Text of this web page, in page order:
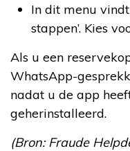
In dit menu
stappen’. Kies
Als u een
WhatsApp-
nadat u de app
geherinstalleerd.
(Bron: Fraude